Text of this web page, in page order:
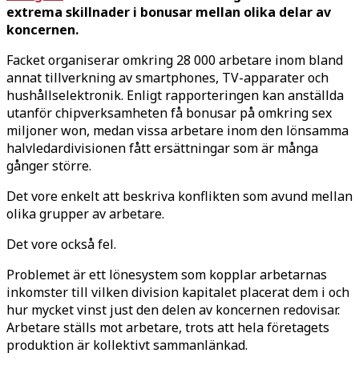
extrema skillnader i bonusar mellan olika delar av
koncernen.
Facket organiserar omkring 28 000 arbetare inom bland
annat tillverkning av smartphones, TV-apparater och
hushållselektronik. Enligt rapporteringen kan anställda
utanför chipverksamheten få bonusar på omkring sex
miljoner won, medan vissa arbetare inom den lönsamma
halvledardivisionen fått ersättningar som är många
gånger större.
Det vore enkelt att beskriva konflikten som avund mellan
olika grupper av arbetare.
Det vore också fel.
Problemet är ett lönesystem som kopplar arbetarnas
inkomster till vilken division kapitalet placerat dem i och
hur mycket vinst just den delen av koncernen redovisar.
Arbetare ställs mot arbetare, trots att hela företagets
produktion är kollektivt sammanlänkad.